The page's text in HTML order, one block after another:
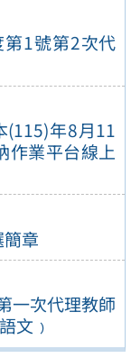
1號第2次代
(115)年8月11
作業平台線上
章
一次代理教師
文﹚